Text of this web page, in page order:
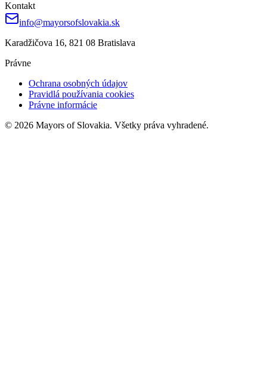
Kontakt
info@mayorsofslovakia.sk
Karadžičova 16, 821 08 Bratislava
Právne
Ochrana osobných údajov
Pravidlá používania cookies
Právne informácie
© 2026 Mayors of Slovakia. Všetky práva vyhradené.